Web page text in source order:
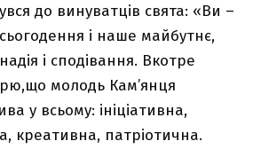
до винуватців свята: «Ви –
і наше майбутнє,
і сподівання. Вкотре
молодь Кам’янця
у всьому: ініціативна,
креативна, патріотична.